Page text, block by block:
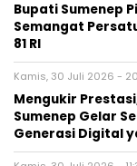
Bupati Sumenep
Semangat
81 RI
Kamis, 30 Juli 2026 -
Mengukir
Sumenep Gelar
Generasi Digital